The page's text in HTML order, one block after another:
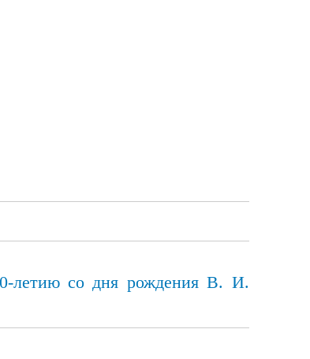
летию со дня рождения В. И.